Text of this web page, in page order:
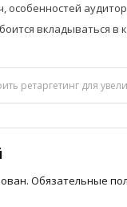
вкладываться в
ретаргетинг для
Обязательные